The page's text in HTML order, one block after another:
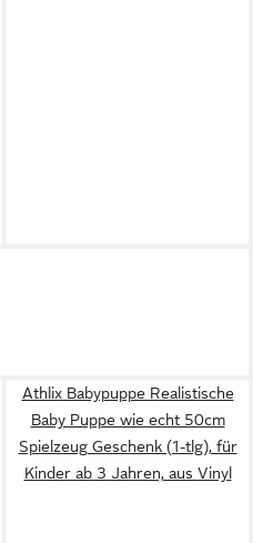
Athlix Babypuppe Realistische
Baby Puppe wie echt 50cm
Spielzeug Geschenk (1-tlg), für
Kinder ab 3 Jahren, aus Vinyl